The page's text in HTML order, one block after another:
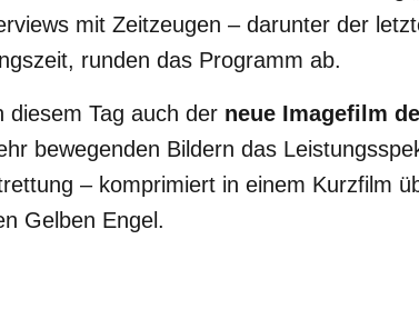
mit Zeitzeugen – darunter der
runden das Programm ab.
diesem Tag auch der neue Imagefilm
bewegenden Bildern das
– komprimiert in einem Kurzfilm
Gelben Engel.